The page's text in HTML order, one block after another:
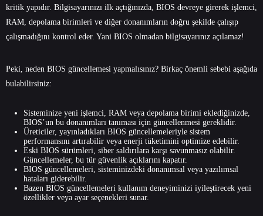
kritik yapıdır. Bilgisayarınızı ilk açtığınızda, BIOS devreye girerek işlemci,
RAM, depolama birimleri ve diğer donanımların doğru şekilde çalışıp
çalışmadığını kontrol eder. Yani BIOS olmadan bilgisayarınız açılamaz!
Peki, neden BIOS güncellemesi yapmalısınız? Birkaç önemli sebebi aşağıda
bulabilirsiniz:
Sisteminize yeni işlemci, RAM veya depolama birimi eklediğinizde,
BIOS’un bu donanımları tanıması için güncellenmesi gereklidir.
Üreticiler, yayınladıkları BIOS güncellemeleriyle sistem
performansını artırabilir veya enerji tüketimini optimize edebilir.
Eski BIOS sürümleri, siber saldırılara karşı savunmasız olabilir.
Güncellemeler, bu tür güvenlik açıklarını kapatır.
BIOS güncellemeleri, sisteminizdeki donanımsal veya yazılımsal
hataları giderebilir.
Bazen BIOS güncellemeleri kullanım deneyiminizi iyileştirecek yeni
özellikler veya ayar seçenekleri sunar.